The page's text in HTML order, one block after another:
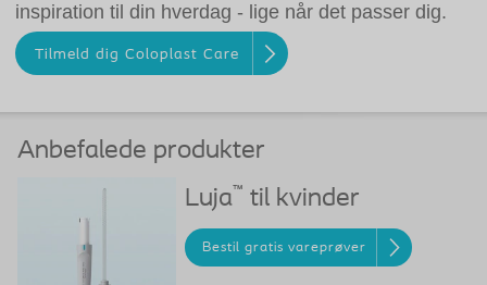
inspiration til din hverdag - lige når det passer dig.
Tilmeld dig Coloplast Care
Anbefalede produkter
Luja™ til kvinder
Bestil gratis vareprøver